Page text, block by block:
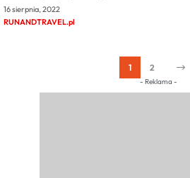
16 sierpnia, 2022
RUNANDTRAVEL.pl
1 2
- Reklama -